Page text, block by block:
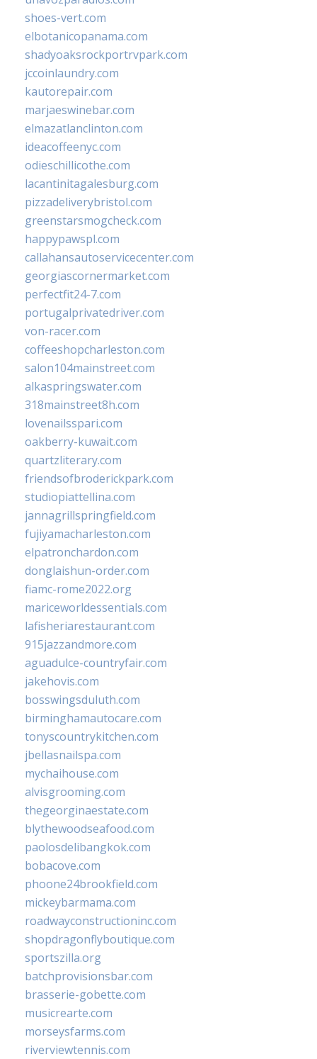
shoes-vert.com
elbotanicopanama.com
shadyoaksrockportrvpark.com
jccoinlaundry.com
kautorepair.com
marjaeswinebar.com
elmazatlanclinton.com
ideacoffeenyc.com
odieschillicothe.com
lacantinitagalesburg.com
pizzadeliverybristol.com
greenstarsmogcheck.com
happypawspl.com
callahansautoservicecenter.com
georgiascornermarket.com
perfectfit24-7.com
portugalprivatedriver.com
von-racer.com
coffeeshopcharleston.com
salon104mainstreet.com
alkaspringswater.com
318mainstreet8h.com
lovenailsspari.com
oakberry-kuwait.com
quartzliterary.com
friendsofbroderickpark.com
studiopiattellina.com
jannagrillspringfield.com
fujiyamacharleston.com
elpatronchardon.com
donglaishun-order.com
fiamc-rome2022.org
mariceworldessentials.com
lafisheriarestaurant.com
915jazzandmore.com
aguadulce-countryfair.com
jakehovis.com
bosswingsduluth.com
birminghamautocare.com
tonyscountrykitchen.com
jbellasnailspa.com
mychaihouse.com
alvisgrooming.com
thegeorginaestate.com
blythewoodseafood.com
paolosdelibangkok.com
bobacove.com
phoone24brookfield.com
mickeybarmama.com
roadwayconstructioninc.com
shopdragonflyboutique.com
sportszilla.org
batchprovisionsbar.com
brasserie-gobette.com
musicrearte.com
morseysfarms.com
riverviewtennis.com